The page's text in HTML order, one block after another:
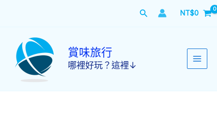
搜
NT$0
賞味旅行
哪裡好玩？這裡↓